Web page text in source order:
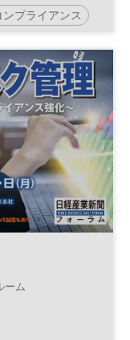
とコンプラ
ンプライアンス
ーム